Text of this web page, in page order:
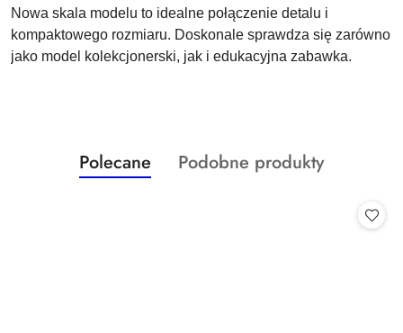
Nowa skala modelu to idealne połączenie detalu i
kompaktowego rozmiaru. Doskonale sprawdza się zarówno
jako model kolekcjonerski, jak i edukacyjna zabawka.
Pomiń karuzelę produktów
Produkty
o
Polecane
Produkty
Podobne produkty